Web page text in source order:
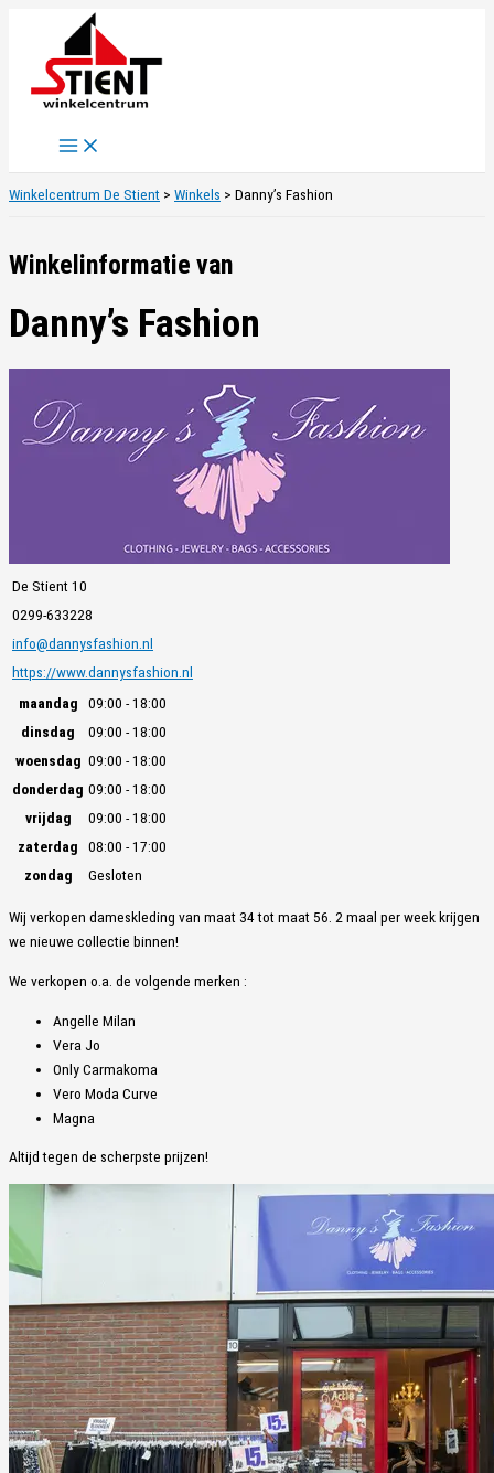
inhoud
Winkelcentrum De Stient > Winkels > Danny’s Fashion
Winkelinformatie van
Danny’s Fashion
De Stient 10
0299-633228
info@dannysfashion.nl
https://www.dannysfashion.nl
maandag
09:00 - 18:00
dinsdag
09:00 - 18:00
woensdag 09:00 - 18:00
donderdag 09:00 - 18:00
vrijdag
09:00 - 18:00
zaterdag
08:00 - 17:00
zondag
Gesloten
Wij verkopen dameskleding van maat 34 tot maat 56. 2 maal per week krijgen
we nieuwe collectie binnen!
We verkopen o.a. de volgende merken :
Angelle Milan
Vera Jo
Only Carmakoma
Vero Moda Curve
Magna
Altijd tegen de scherpste prijzen!